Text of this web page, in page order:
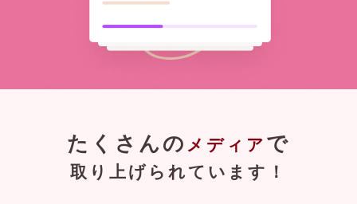
たくさんの メディア で
取り上げられています！